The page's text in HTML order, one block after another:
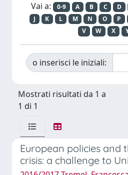
Vai a: 0-9 A B C D
J
K L M N O P
V
W X
o inserisci le iniziali:
Mostrati risultati da 1 a
1 di 1
European policies and
crisis: a challenge to